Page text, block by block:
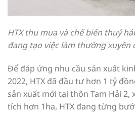
HTX thu mua và chế biến thuỷ
đang tạo việc làm thường xuyên
Để đáp ứng nhu cầu sản xuất
2022, HTX đã đầu tư hơn 1 tỷ
sản xuất mới tại thôn Tam Hải 2,
tích hơn 1ha, HTX đang từng